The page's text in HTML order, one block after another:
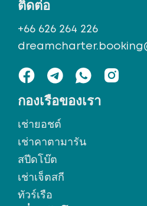
กองเรือของเรา
เช่ายอชต์
เช่าคาตามารัน
สปีดโบ๊ต
เช่าเจ็ตสกี
ทัวร์เรือ
ติดต่อ
+66 626 264 226